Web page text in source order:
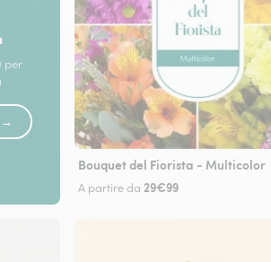
per
→
Bouquet del Fiorista - Multicolor
A partire da 29€99